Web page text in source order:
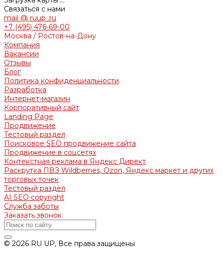
Связаться с нами
mail @ ruup .ru
+7 (495) 476-69-00
Москва / Ростов-на-Дону
Компания
Вакансии
Отзывы
Блог
Политика конфиденциальности
Разработка
Интернет-магазин
Корпоративный сайт
Landing Page
Продвижение
Тестовый раздел
Поисковое SEO продвижение сайта
Продвижение в соцсетях
Контекстная реклама в Яндекс Директ
Раскрутка ПВЗ Wildberries, Ozon, Яндекс маркет и других
торговых точек
Тестовый раздел
AI SEO copyright
Служба заботы
Заказать звонок
© 2026 RU UP, Все права защищены